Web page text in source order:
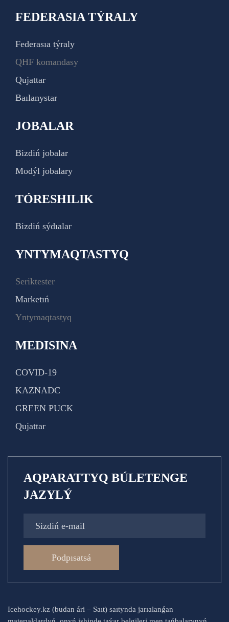
FEDERASIA TÝRALY
Federasıa týraly
QHF komandasy
Qujattar
Baılanystar
JOBALAR
Bizdiń jobalar
Modýl jobalary
TÓRESHILIK
Bizdiń sýdıalar
YNTYMAQTASTYQ
Seriktester
Marketıń
Yntymaqtastyq
MEDISINA
COVID-19
KAZNADC
GREEN PUCK
Qujattar
AQPARATTYQ BÚLETENGE
JAZYLÝ
Podpısatsá
Icehockey.kz (budan ári – Saıt) saıtynda jarıalanǵan